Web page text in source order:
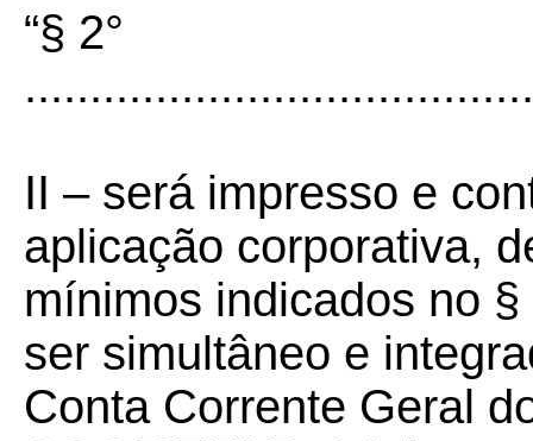
“§ 2°
II – será impresso e
aplicação corporativa,
mínimos indicados no
ser simultâneo e
Conta Corrente Geral